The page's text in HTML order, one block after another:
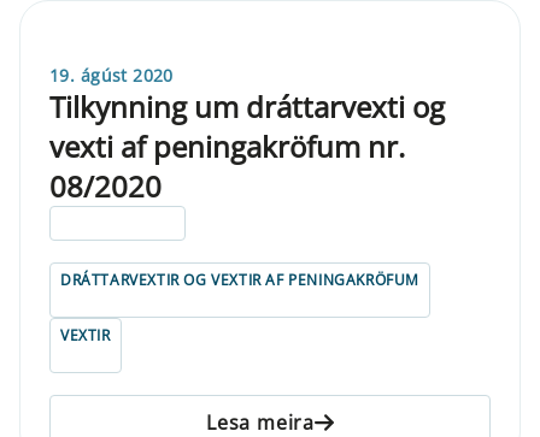
19. ágúst 2020
Tilkynning um dráttarvexti og
vexti af peningakröfum nr.
08/2020
DRÁTTARVEXTIR OG VEXTIR AF PENINGAKRÖFUM
VEXTIR
Lesa meira